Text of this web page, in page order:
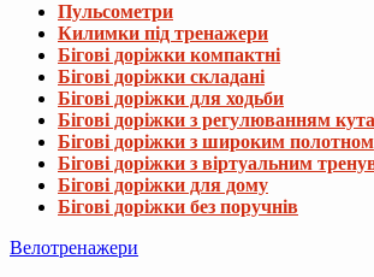
Пульсометри
Килимки під тренажери
Бігові доріжки компактні
Бігові доріжки складані
Бігові доріжки для ходьби
Бігові доріжки з регулюванням
Бігові доріжки з широким полотном
Бігові доріжки з віртуальним
Бігові доріжки для дому
Бігові доріжки без поручнів
Велотренажери